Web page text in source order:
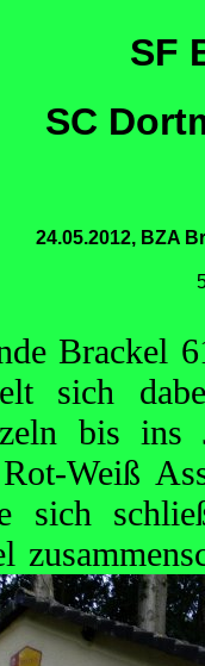
SF
SC
24.05.2012, BZA
Brackel
sich
bis ins
Weiß
sich